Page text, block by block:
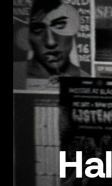
team
over